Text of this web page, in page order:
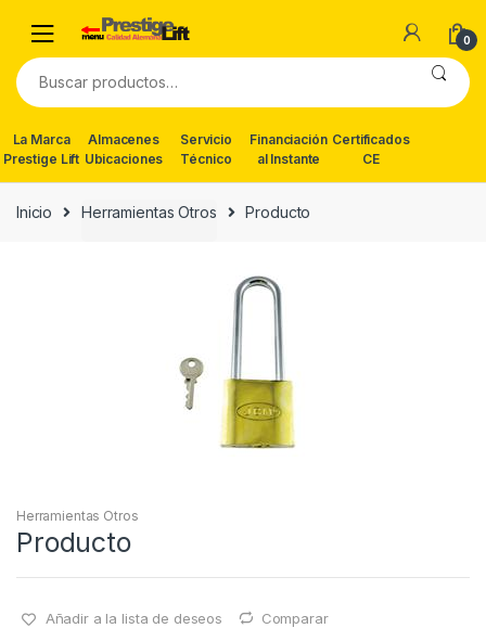
navigation
content
0
Buscar
por:
La Marca
Prestige Lift
Almacenes
Ubicaciones
Servicio
Técnico
Financiación
al Instante
Certificados
CE
Inicio Herramientas Otros Producto
Herramientas Otros
Producto
Añadir a la lista de deseos Comparar